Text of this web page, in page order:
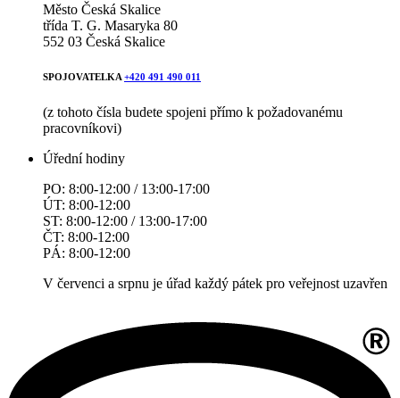
Město Česká Skalice
třída T. G. Masaryka 80
552 03 Česká Skalice
SPOJOVATELKA+420 491 490 011
(z tohoto čísla budete spojeni přímo k požadovanému
pracovníkovi)
Úřední hodiny
PO: 8:00-12:00 / 13:00-17:00
ÚT: 8:00-12:00
ST: 8:00-12:00 / 13:00-17:00
ČT: 8:00-12:00
PÁ: 8:00-12:00
V červenci a srpnu je úřad každý pátek pro veřejnost uzavřen